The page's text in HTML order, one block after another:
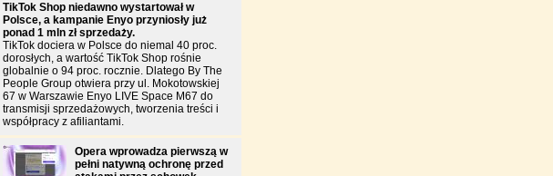
TikTok Shop niedawno wystartował w
Polsce, a kampanie Enyo przyniosły już
ponad 1 mln zł sprzedaży.
TikTok dociera w Polsce do niemal 40 proc.
dorosłych, a wartość TikTok Shop rośnie
globalnie o 94 proc. rocznie. Dlatego By The
People Group otwiera przy ul. Mokotowskiej
67 w Warszawie Enyo LIVE Space M67 do
transmisji sprzedażowych, tworzenia treści i
współpracy z afiliantami.
Opera wprowadza pierwszą w
pełni natywną ochronę przed